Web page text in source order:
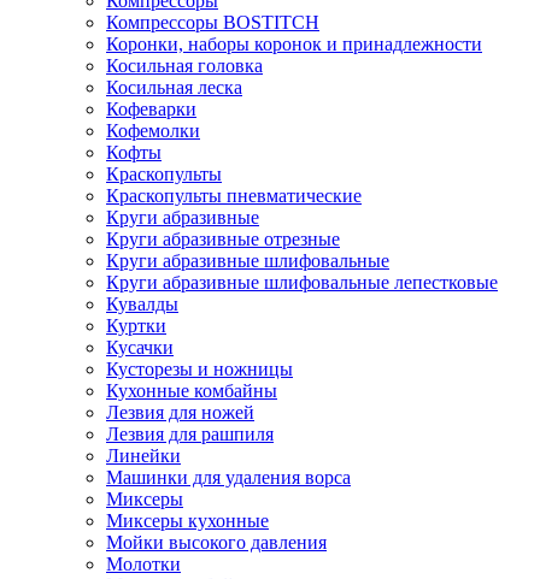
Компрессоры BOSTITCH
Коронки, наборы коронок и принадлежности
Косильная головка
Косильная леска
Кофеварки
Кофемолки
Кофты
Краскопульты
Краскопульты пневматические
Круги абразивные
Круги абразивные отрезные
Круги абразивные шлифовальные
Круги абразивные шлифовальные лепестковые
Кувалды
Куртки
Кусачки
Кусторезы и ножницы
Кухонные комбайны
Лезвия для ножей
Лезвия для рашпиля
Линейки
Машинки для удаления ворса
Миксеры
Миксеры кухонные
Мойки высокого давления
Молотки